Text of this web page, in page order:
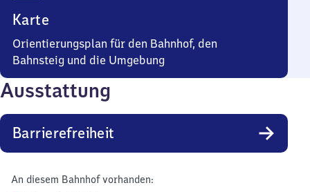
Karte
Orientierungsplan für den Bahnhof, den
Bahnsteig und die Umgebung
Ausstattung
Barrierefreiheit
An diesem Bahnhof vorhanden: